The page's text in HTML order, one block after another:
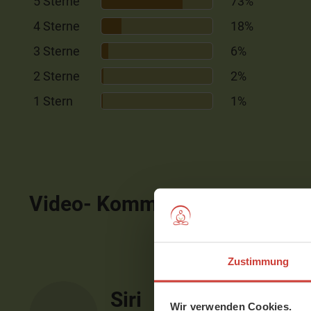
Zustimmung
Wir verwenden Cookies.
4 Sterne
18%
3 Sterne
6%
2 Sterne
2%
1 Stern
1%
Video- Kommentare
Siri